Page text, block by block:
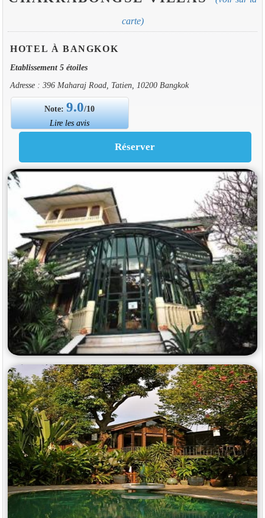
carte)
HOTEL À BANGKOK
Etablissement 5 étoiles
Adresse : 396 Maharaj Road, Tatien, 10200 Bangkok
Note:9.0/10
Lire les avis